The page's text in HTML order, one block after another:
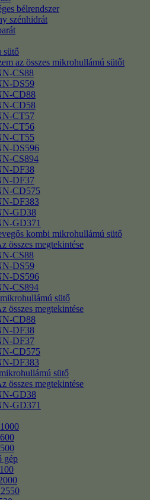
bélrendszer
szénhidrát
sütő
az összes mikrohullámú sütőt
CS88
DS59
CD88
CD58
CT57
CT56
CT55
DS596
CS894
DF38
DF37
CD575
DF383
GD38
GD371
kombi mikrohullámú sütő
összes megtekintése
CS88
DS59
DS596
CS894
sütő
összes megtekintése
CD88
DF38
DF37
CD575
DF383
sütő
összes megtekintése
GD38
GD371
gép